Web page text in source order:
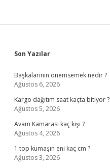
Sidebar
Son Yazılar
Başkalarının önemsemek nedir ?
Ağustos 6, 2026
Kargo dağıtım saat kaçta bitiyor ?
Ağustos 5, 2026
Avam Kamarası kaç kişi ?
Ağustos 4, 2026
1 top kumaşın eni kaç cm ?
Ağustos 3, 2026